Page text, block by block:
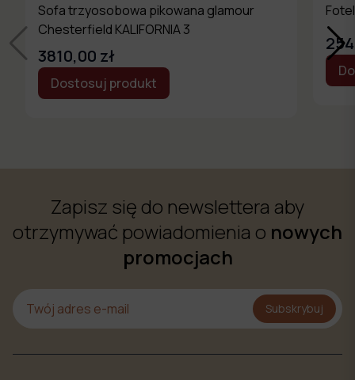
Sofa trzyosobowa pikowana glamour
Chesterfield KALIFORNIA 3
3810,00 zł
Dostosuj produkt
Zapisz się do newslettera aby
otrzymywać powiadomienia o nowych
promocjach
Subskrybuj